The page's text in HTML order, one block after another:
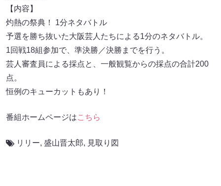
【内容】
灼熱の祭典！ 1分ネタバトル
予選を勝ち抜いた大阪芸人たちによる1分のネタバトル。
1回戦18組参加で、準決勝／決勝までを行う。
芸人審査員による採点と、一般観覧からの採点の合計200
点。
恒例のキューカットもあり！
番組ホームページはこちら
リリー, 盛山晋太郎, 見取り図